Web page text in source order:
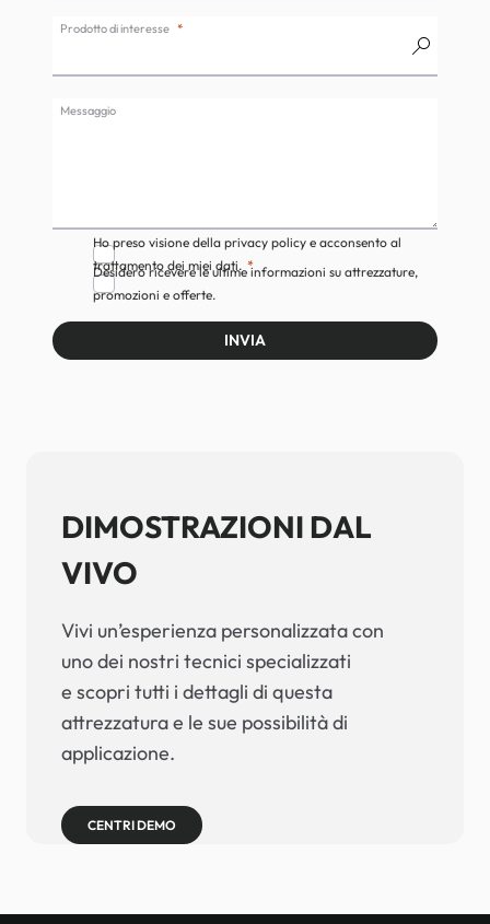
Prodotto di interesse
Messaggio
Ho preso visione della privacy policy e acconsento al
trattamento dei miei dati.
Desidero ricevere le ultime informazioni su attrezzature,
promozioni e offerte.
INVIA
DIMOSTRAZIONI DAL
VIVO
Vivi un’esperienza personalizzata con
uno dei nostri tecnici specializzati
e scopri tutti i dettagli di questa
attrezzatura e le sue possibilità di
applicazione.
CENTRI DEMO